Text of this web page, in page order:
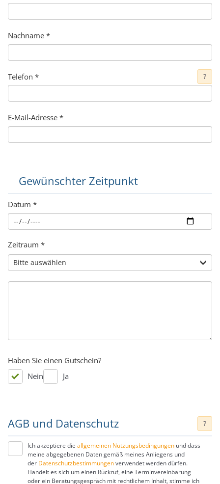
Nachname *
Telefon * ?
E-Mail-Adresse *
Gewünschter Zeitpunkt
Datum *
Zeitraum *
Haben Sie einen Gutschein?
Nein
Ja
AGB und Datenschutz ?
Ich akzeptiere die allgemeinen Nutzungsbedingungen und dass
meine abgegebenen Daten gemäß meines Anliegens und
der Datenschutzbestimmungenverwendet werden dürfen.
Handelt es sich um einen Rückruf, eine Terminvereinbarung
oder ein Beratungsgespräch mit rechtlichem Inhalt, stimme ich